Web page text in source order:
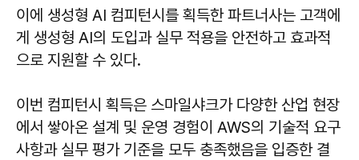
이에 생성형 AI 컴피턴시를 획득한 파트너사는 고객에
게 생성형 AI의 도입과 실무 적용을 안전하고 효과적
으로 지원할 수 있다.
이번 컴피턴시 획득은 스마일샤크가 다양한 산업 현장
에서 쌓아온 설계 및 운영 경험이 AWS의 기술적 요구
사항과 실무 평가 기준을 모두 충족했음을 입증한 결